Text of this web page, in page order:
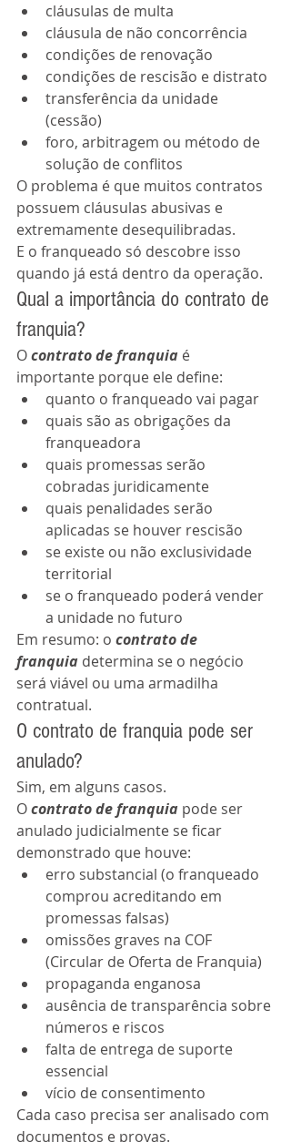
cláusulas de multa
cláusula de não concorrência
condições de renovação
condições de rescisão e distrato
transferência da unidade
(cessão)
foro, arbitragem ou método de
solução de conflitos
O problema é que muitos contratos
possuem cláusulas abusivas e
extremamente desequilibradas.
E o franqueado só descobre isso
quando já está dentro da operação.
Qual a importância do contrato de
franquia?
O contrato de franquia é
importante porque ele define:
quanto o franqueado vai pagar
quais são as obrigações da
franqueadora
quais promessas serão
cobradas juridicamente
quais penalidades serão
aplicadas se houver rescisão
se existe ou não exclusividade
territorial
se o franqueado poderá vender
a unidade no futuro
Em resumo: o contrato de
franquia determina se o negócio
será viável ou uma armadilha
contratual.
O contrato de franquia pode ser
anulado?
Sim, em alguns casos.
O contrato de franquia pode ser
anulado judicialmente se ficar
demonstrado que houve:
erro substancial (o franqueado
comprou acreditando em
promessas falsas)
omissões graves na COF
(Circular de Oferta de Franquia)
propaganda enganosa
ausência de transparência sobre
números e riscos
falta de entrega de suporte
essencial
vício de consentimento
Cada caso precisa ser analisado com
documentos e provas.